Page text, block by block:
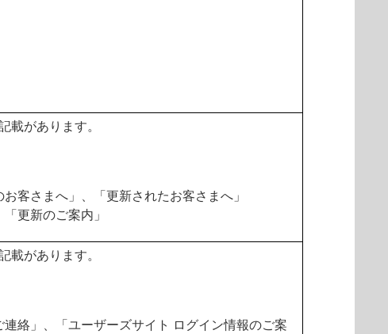
載があります。
客さまへ」、「更新されたお客さまへ」
更新のご案内」
載があります。
連絡」、「ユーザーズサイト ログイン情報のご案